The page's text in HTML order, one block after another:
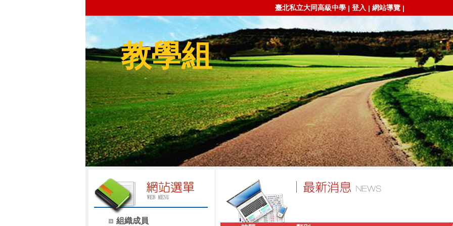
臺北私立大同高級中學 | 登入 | 網站導覽 |
教學組
組織成員